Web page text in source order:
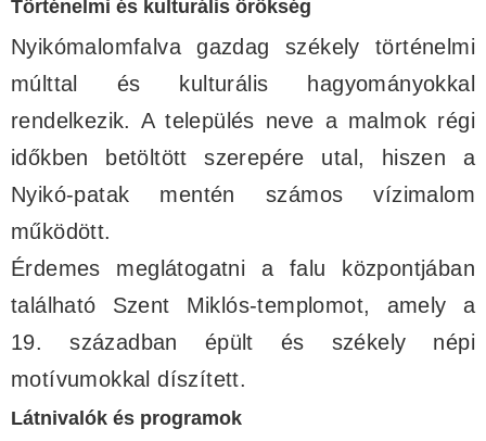
Történelmi és kulturális örökség
Nyikómalomfalva gazdag székely történelmi
múlttal és kulturális hagyományokkal
rendelkezik. A település neve a malmok régi
időkben betöltött szerepére utal, hiszen a
Nyikó-patak mentén számos vízimalom
működött.
Érdemes meglátogatni a falu központjában
található Szent Miklós-templomot, amely a
19. században épült és székely népi
motívumokkal díszített.
Látnivalók és programok